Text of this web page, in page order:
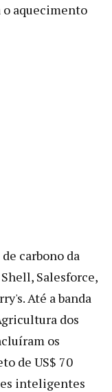
aquecimento
carbono da
Salesforce,
Até a banda
dos
os
de US$ 70
inteligentes